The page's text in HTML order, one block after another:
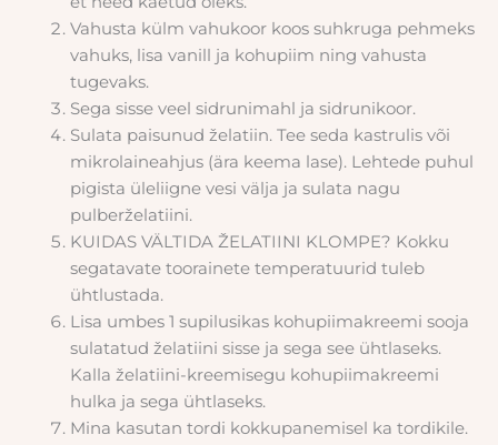
Vahusta külm vahukoor koos suhkruga pehmeks
vahuks, lisa vanill ja kohupiim ning vahusta
tugevaks.
Sega sisse veel sidrunimahl ja sidrunikoor.
Sulata paisunud želatiin. Tee seda kastrulis või
mikrolaineahjus (ära keema lase). Lehtede puhul
pigista üleliigne vesi välja ja sulata nagu
pulberželatiini.
KUIDAS VÄLTIDA ŽELATIINI KLOMPE? Kokku
segatavate toorainete temperatuurid tuleb
ühtlustada.
Lisa umbes 1 supilusikas kohupiimakreemi sooja
sulatatud želatiini sisse ja sega see ühtlaseks.
Kalla želatiini-kreemisegu kohupiimakreemi
hulka ja sega ühtlaseks.
Mina kasutan tordi kokkupanemisel ka tordikile.